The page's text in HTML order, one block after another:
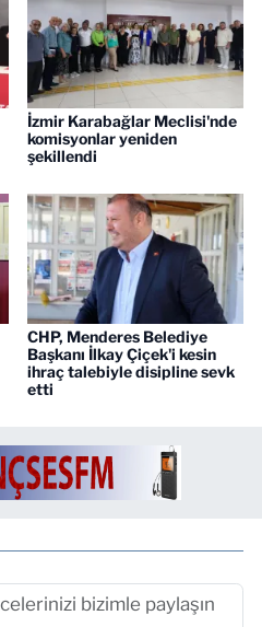
İzmir Karabağlar Meclisi'nde
komisyonlar yeniden
şekillendi
CHP, Menderes Belediye
Başkanı İlkay Çiçek'i kesin
ihraç talebiyle disipline sevk
etti